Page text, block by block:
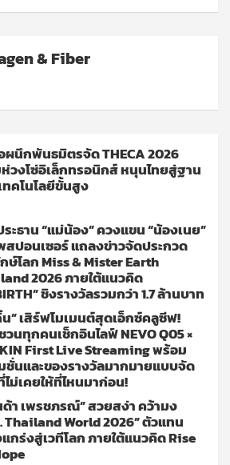
& Fiber
ผนึกพันธมิตรจัด THECA 2026
วงโซ่อิเล็กทรอนิกส์ หนุนไทยสู่ฐาน
คโนโลยีขั้นสูง
ะธาน “แม่น้อง” ควงแขน “น้องเนย”
ปอนเซอร์ แถลงข่าวจัดประกวด
ษ์โลก Miss & Mister Earth
2026 ภายใต้แนวคิด
ชิงรางวัลรวมกว่า 1.7 ล้านบาท
” เสิร์ฟโมเมนต์สุดเอ็กซ์คลูซีฟ!
นทุกคนเช็กอินไลฟ์ NEVO Q05 ×
First Live Streaming พร้อม
ชั่นและของรางวัลมากมายแบบจัด
ไม่เคยให้ที่ไหนมาก่อน!
า เพรชภรณ์” สวยสง่า คว้ามง
Thailand World 2026” ตัวแทน
ร่งสู่เวทีโลก ภายใต้แนวคิด Rise